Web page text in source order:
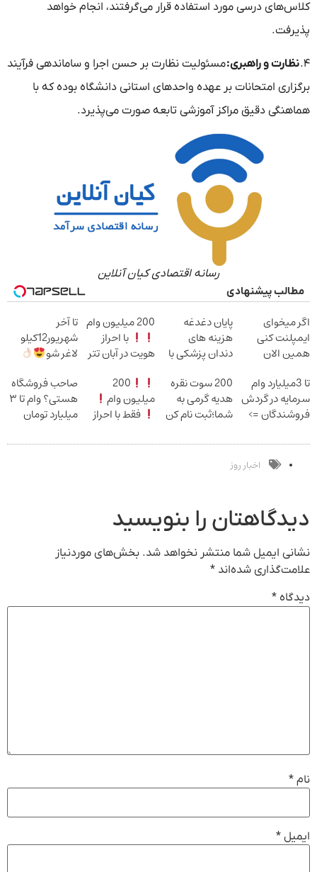
کلاس‌های درسی مورد استفاده قرار می‌گرفتند، انجام خواهد
پذیرفت.
۴. نظارت و راهبری:مسئولیت نظارت بر حسن اجرا و ساماندهی فرآیند
برگزاری امتحانات بر عهده واحدهای استانی دانشگاه بوده که با
هماهنگی دقیق مراکز آموزشی تابعه صورت می‌پذیرد.
رسانه اقتصادی کیان آنلاین
مطالب پیشنهادی
اگر میخوای
ایمپلنت کنی
همین الان
۲۵ میلیون
تومان!!!
پایان دغدغه
هزینه های
دندان پزشکی با
خانگی
200 میلیون وام
با احراز
هویت در آبان تتر
تا آخر
شهریور12کیلو
لاغر شو
تا 3میلیارد وام
سرمایه در گردش
فروشندگان =>
ثبت کن
200 سوت نقره
هدیه گرمی به
شما؛ثبت نام کن
200
میلیون وام
فقط با احراز
صاحب فروشگاه
هستی؟ وام تا ۳
میلیارد تومان
اخبار روز
دیدگاهتان را بنویسید
نشانی ایمیل شما منتشر نخواهد شد. بخش‌های موردنیاز
علامت‌گذاری شده‌اند *
دیدگاه *
نام *
ایمیل *